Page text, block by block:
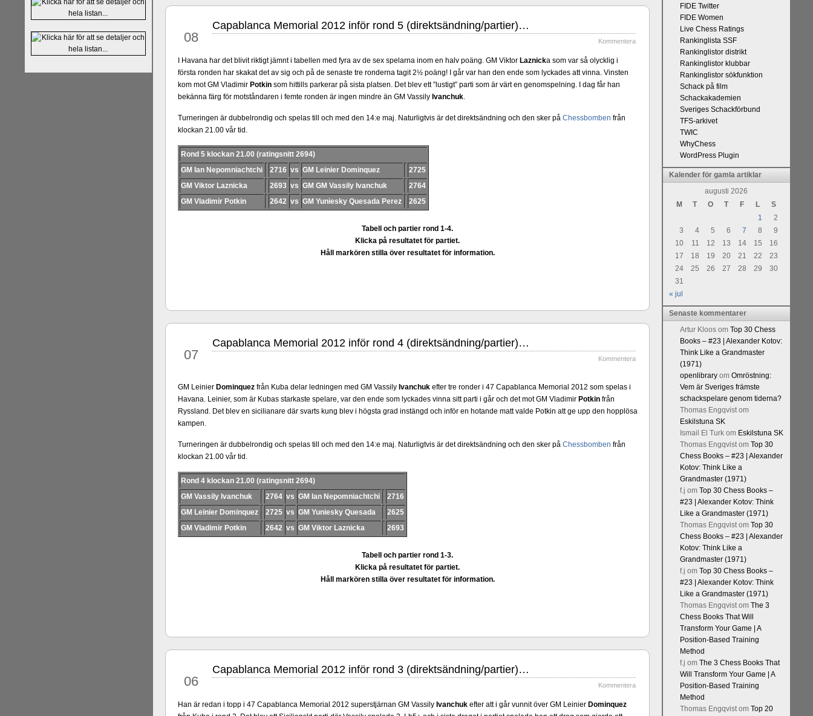
varit med om som schackspelare varit ovärderliga mänskliga erfarenheter. Vi som följt Kramniks schackkarriär och upplevt
milstolpen i schackhistorien när han besegrade Kasparov år 2000, med remivapnet Berlinvarianten i Spanskt, får vara
sina framtida projekt.
Alingsås Schacksällskap fyller 100 år 2019 och som ett led i firandet kommer det att arrangeras en
parturnering i Alingsås 4-5 maj. Idag - 26 januari - är det premiär förturneringshemsidan.
08
Capablanca Memorial 2012 inför rond 5 (direktsändning/partier)…
Kommentera
I Havana har det blivit riktigt jämnt i tabellen med fyra av de sex spelarna inom en halv poäng. GM Viktor Laznicka som var så olycklig i
första ronden har skakat det av sig och på de senaste tre ronderna tagit 2½ poäng! I går var han den ende som lyckades att vinna. Vinsten
kom mot GM Vladimir Potkinsom hittills parkerar på sista platsen. Det blev ett ”lustigt” parti som är värt en genomspelning. I dag får han
bekänna färg för motståndaren i femte ronden är ingen mindre än GM Vassily Ivanchuk.
Turneringen är dubbelrondig och spelas till och med den 14:e maj. Naturligtvis är det direktsändning och den sker på Chessbomben från
klockan 21.00 vår tid.
Rond 5 klockan 21.00 (ratingsnitt 2694)
GM Ian Nepomniachtchi
2716 vs GM Leinier Dominquez
2725
GM Viktor Laznicka
2693 vs GM GM Vassily Ivanchuk
2764
GM Vladimir Potkin
2642 vs GM Yuniesky Quesada Perez 2625
Tabell och partier rond 1-4.
Klicka på resultatet för partiet.
Håll markören stilla över resultatet för information.
07
Capablanca Memorial 2012 inför rond 4 (direktsändning/partier)…
Kommentera
GM Leinier Dominquezfrån Kuba delar ledningen med GM Vassily Ivanchukefter tre ronder i 47 Capablanca Memorial 2012 som spelas i
Havana. Leinier, som är Kubas starkaste spelare, var den ende som lyckades vinna sitt parti i går och det mot GM Vladimir Potkin från
Ryssland. Det blev en sicilianare där svarts kung blev i högsta grad instängd och inför en hotande matt valde Potkin att ge upp den hopplösa
kampen.
Turneringen är dubbelrondig och spelas till och med den 14:e maj. Naturligtvis är det direktsändning och den sker på Chessbomben från
klockan 21.00 vår tid.
Rond 4 klockan 21.00 (ratingsnitt 2694)
GM Vassily Ivanchuk
2764 vs GM Ian Nepomniachtchi
2716
GM Leinier Dominquez
2725 vs GM Yuniesky Quesada
2625
GM Vladimir Potkin
2642 vs GM Viktor Laznicka 2693
Tabell och partier rond 1-3.
Klicka på resultatet för partiet.
Håll markören stilla över resultatet för information.
06
Capablanca Memorial 2012 inför rond 3 (direktsändning/partier)…
Kommentera
Han är redan i topp i 47 Capablanca Memorial 2012 superstjärnan GM Vassily Ivanchukefter att i går vunnit över GM Leinier Dominquez
FIDE Twitter
FIDE Women
Live Chess Ratings
Rankinglista SSF
Rankinglistor distrikt
Rankinglistor klubbar
Rankinglistor sökfunktion
Schack på film
Schackakademien
Sveriges Schackförbund
TFS-arkivet
TWIC
WhyChess
WordPress Plugin
Kalender för gamla artiklar
augusti 2026
M
T O T F L
S
1
2
3
4 5 6 7 8
9
10
11 12 13 14 15
16
17
18 19 20 21 22
23
24
25 26 27 28 29
30
31
« jul
Senaste kommentarer
Artur Kloosom Top 30 Chess
Books – #23 | Alexander Kotov:
Think Like a Grandmaster
(1971)
openlibraryom Omröstning:
Vem är Sveriges främste
schackspelare genom tiderna?
Thomas Engqvistom
Eskilstuna SK
Ismail El Turkom Eskilstuna SK
Thomas Engqvistom Top 30
Chess Books – #23 | Alexander
Kotov: Think Like a
Grandmaster (1971)
f.j om Top 30 Chess Books –
#23 | Alexander Kotov: Think
Like a Grandmaster (1971)
Thomas Engqvistom Top 30
Chess Books – #23 | Alexander
Kotov: Think Like a
Grandmaster (1971)
f.j om Top 30 Chess Books –
#23 | Alexander Kotov: Think
Like a Grandmaster (1971)
Thomas Engqvistom The 3
Chess Books That Will
Transform Your Game | A
Position-Based Training
Method
f.j om The 3 Chess Books That
Will Transform Your Game | A
Position-Based Training
Method
Thomas Engqvistom Top 20